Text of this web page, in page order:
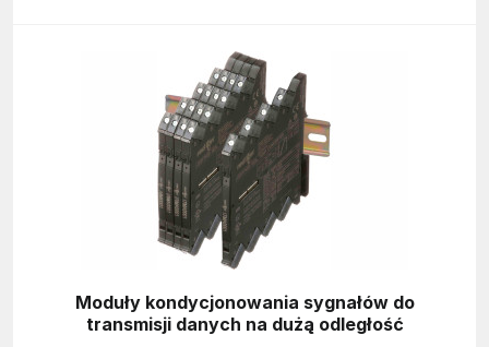
Moduły kondycjonowania sygnałów do
transmisji danych na dużą odległość